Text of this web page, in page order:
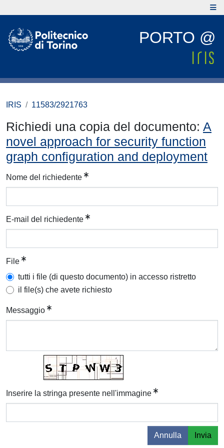
PORTO @
IRIS 11583/2921763
Richiedi una copia del documento: A
novel approach for security function
graph configuration and deployment
Nome del richiedente
E-mail del richiedente
File
tutti i file (di questo documento) in accesso ristretto
il file(s) che avete richiesto
Messaggio
Inserire la stringa presente nell'immagine
Annulla Invia